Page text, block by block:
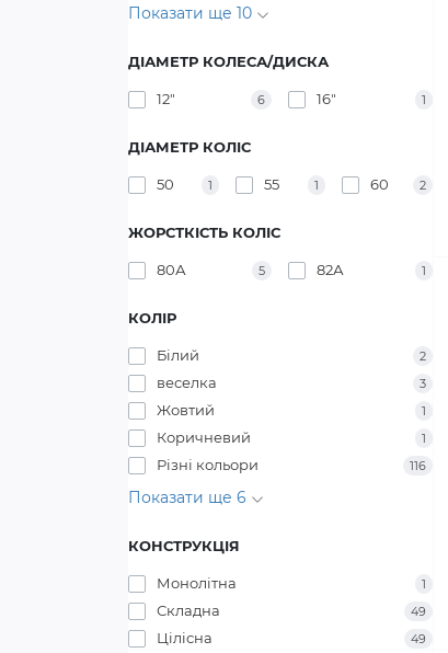
Показати ще 10
ДІАМЕТР КОЛЕСА/ДИСКА
12" 6 16" 1
ДІАМЕТР КОЛІС
50 1 55 1 60 2
ЖОРСТКІСТЬ КОЛІС
80А 5 82А 1
КОЛІР
Білий 2
веселка 3
Жовтий 1
Коричневий 1
Різні кольори 116
Показати ще 6
КОНСТРУКЦІЯ
Монолітна 1
Складна 49
Цілісна 49